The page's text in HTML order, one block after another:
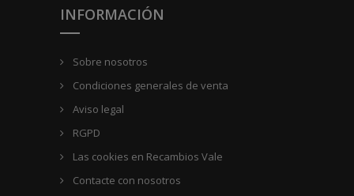
INFORMACIÓN
Sobre nosotros
Condiciones generales de venta
Aviso legal
RGPD
Las cookies en Recambios Vale
Contacte con nosotros